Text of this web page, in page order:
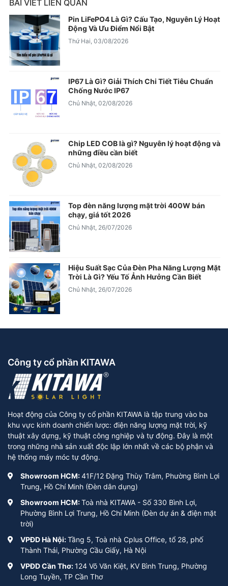
BÀI VIẾT LIÊN QUAN
Pin LiFePO4 Là Gì? Cấu Tạo, Nguyên Lý Hoạt
Động Và Ưu Điểm Nổi Bật
Thứ Hai, 03/08/2026
IP67 Là Gì? Giải Thích Chi Tiết Tiêu Chuẩn
Chống Nước IP67
Chủ Nhật, 02/08/2026
Chip LED COB là gì? Nguyên lý hoạt động và
những điều cần biết
Chủ Nhật, 02/08/2026
Top đèn năng lượng mặt trời 400W bán
chạy, giá tốt 2026
Chủ Nhật, 26/07/2026
Hiệu Suất Sạc Của Đèn Pha Năng Lượng Mặt
Trời Là Gì? Yếu Tố Ảnh Hưởng Cần Biết
Chủ Nhật, 26/07/2026
Công ty cổ phần KITAWA
Hoạt động của Công ty cổ phần KITAWA là tập trung vào ba
khu vực kinh doanh chiến lược: điện năng lượng mặt trời, kỹ
thuật xây dựng, kỹ thuật công nghiệp và tự động. Đây là một
trong những nhà sản xuất độc lập lớn nhất về các bộ phận và
hệ thống máy móc tự động.
Showroom HCM:41F/12 Đặng Thùy Trâm, Phường Bình Lợi
Trung, Hồ Chí Minh (Đèn dân dụng)
Showroom HCM:Toà nhà KITAWA - Số 330 Bình Lợi,
Phường Bình Lợi Trung, Hồ Chí Minh (Đèn dự án & điện mặt
trời)
VPĐD Hà Nội:Tầng 5, Toà nhà Cplus Office, tổ 28, phố
Thành Thái, Phường Cầu Giấy, Hà Nội
VPĐD Cần Thơ:124 Võ Văn Kiệt, KV Bình Trung, Phường
Long Tuyền, TP Cần Thơ